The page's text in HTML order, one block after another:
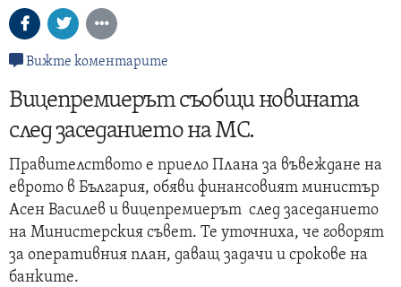
Вижте коментарите
Вицепремиерът съобщи новината
след заседанието на МС.
Правителството е приело Плана за въвеждане на
еврото в България, обяви финансовият министър
Асен Василев и вицепремиерът след заседанието
на Министерския съвет. Те уточниха, че говорят
за оперативния план, даващ задачи и срокове на
банките.